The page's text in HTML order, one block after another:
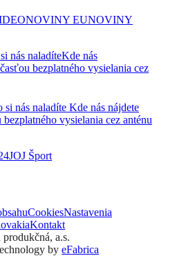
EUNOVINY
nás naladíteKde nás
bezplatného vysielania cez
si nás naladíte Kde nás nájdete
vysielania cez anténu
JOJ Šport
CookiesNastavenia
Kontakt
a.s.
by eFabrica